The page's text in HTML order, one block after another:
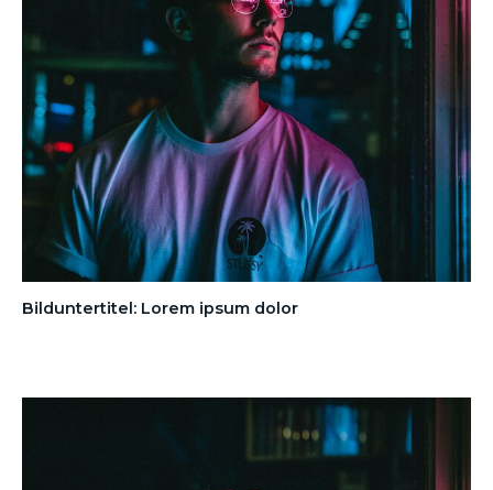
Bilduntertitel: Lorem ipsum dolor